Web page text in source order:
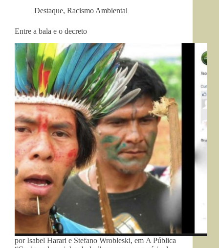
Destaque, Racismo Ambiental
Entre a bala e o decreto
por Isabel Harari e Stefano Wrobleski, em A Pública